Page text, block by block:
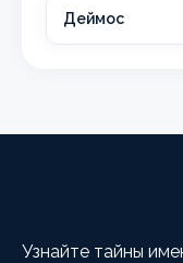
Деймос
Узнайте тайны